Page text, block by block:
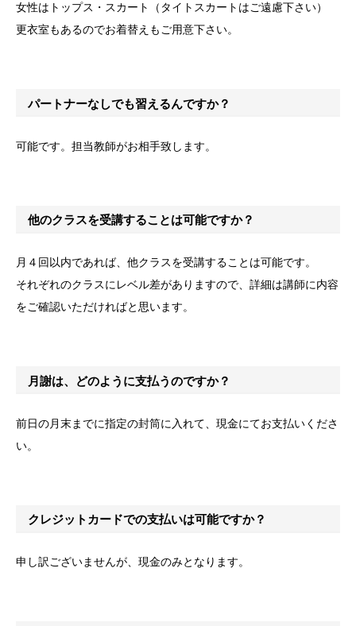
女性はトップス・スカート（タイトスカートはご遠慮下さい）
更衣室もあるのでお着替えもご用意下さい。
パートナーなしでも習えるんですか？
可能です。担当教師がお相手致します。
他のクラスを受講することは可能ですか？
月４回以内であれば、他クラスを受講することは可能です。
それぞれのクラスにレベル差がありますので、詳細は講師に内容
をご確認いただければと思います。
月謝は、どのように支払うのですか？
前日の月末までに指定の封筒に入れて、現金にてお支払いくださ
い。
クレジットカードでの支払いは可能ですか？
申し訳ございませんが、現金のみとなります。